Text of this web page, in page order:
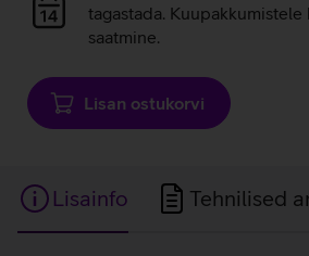
laadiminetagastada. Kuupakkumistele
saatmine.
Lisan ostukorvi
Lisainfo Tehnilised